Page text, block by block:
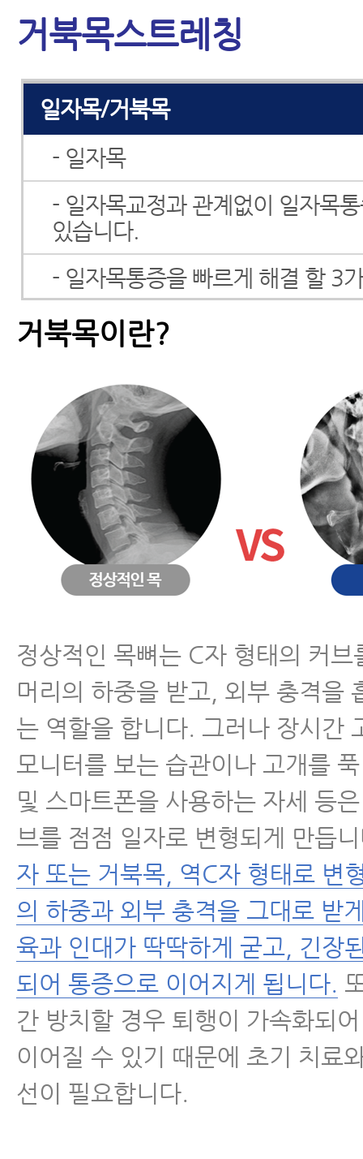
거북목스트레칭
목통증
일자목/거북목
- 일자목
- 일자목교정과 관계없이 일자목
있습니다.
- 일자목통증을 빠르게 해결 할 3
- 일자목에 좋은 운동
- 거북목증후군 환자가
꼭 알아야 할 10가지
- 거북목교정에 대해 꼭 알아야 할
사실 3가지와 스트레칭법
- 거북목스트레칭
- 거북목베개, 일자목베개
고르는 법과 사용법
- 거북목교정 한 달 프로젝트
- 거북목교정, 일자목교정의 기본
1편 - 치맥 운동의 이론과 실전편
- 거북목교정, 일자목교정의 기본
2편- 거북목, 일자목 교정을 위한
레칭법
- 거북목교정운동, 거북목스트레
이 잘 교정되지 않는 이유
- 거북목교정운동, 거북목스트레
끝낸다!
척수증
거북목이란?
정상적인 목뼈는 C자 형태의 커브
머리의 하중을 받고, 외부 충격을
는 역할을 합니다. 그러나 장시간
모니터를 보는 습관이나 고개를
및 스마트폰을 사용하는 자세 등
브를 점점 일자로 변형되게 만듭
자 또는 거북목, 역C자 형태로 변
의 하중과 외부 충격을 그대로 받
육과 인대가 딱딱하게 굳고, 긴장
되어 통증으로 이어지게 됩니다.
간 방치할 경우 퇴행이 가속화되
이어질 수 있기 때문에 초기 치료
선이 필요합니다.